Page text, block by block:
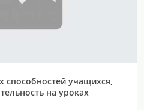
способностей учащихся,
на уроках